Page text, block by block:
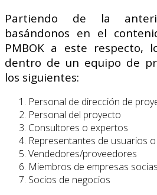
Partiendo de la
basándonos en el
PMBOK a este respecto,
dentro de un equipo de
los siguientes:
Personal de dirección de
Personal del proyecto
Consultores o expertos
Representantes de usuarios
Vendedores/proveedores
Miembros de empresas socias
Socios de negocios